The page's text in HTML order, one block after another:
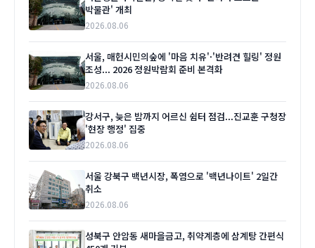
박물관' 개최
2026.08.06
서울, 매헌시민의숲에 '마음 치유'·'반려견 힐링' 정원
조성... 2026 정원박람회 준비 본격화
2026.08.06
강서구, 늦은 밤까지 어르신 쉼터 점검...진교훈 구청장
'현장 행정' 집중
2026.08.06
서울 강북구 백년시장, 폭염으로 '백년나이트' 2일간
취소
2026.08.06
성북구 안암동 새마을금고, 취약계층에 삼계탕 간편식